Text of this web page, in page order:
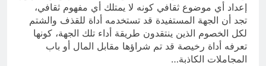
إعداد أي موضوع ثقافي كونه لا يمتلك أي مفهوم ثقافي،
تجد أن الجهة المستفيدة قد تستخدمه أداة للقذف والشتم
لكل الخصوم الذين ينتقدون طريقة أداء تلك الجهة، كونها
تعرفه أداة رخيصة قد تم شراؤها مقابل المال أو باب
المجاملات الكاذبة…